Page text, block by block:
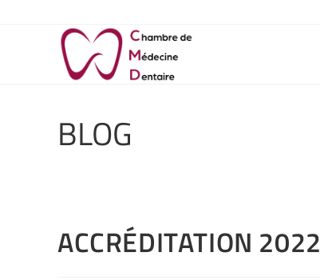
BLOG
ACCRÉDITATION 2022